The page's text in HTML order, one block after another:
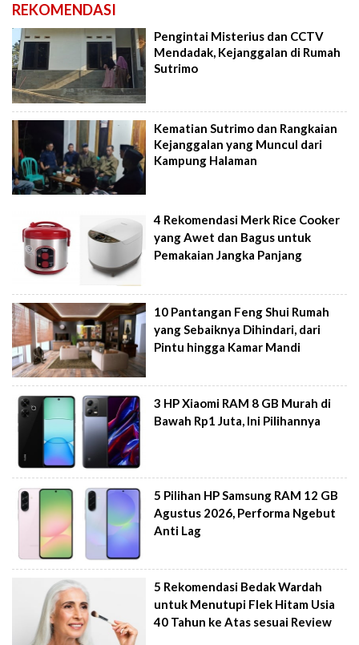
REKOMENDASI
Pengintai Misterius dan CCTV
Mendadak, Kejanggalan di Rumah
Sutrimo
Kematian Sutrimo dan Rangkaian
Kejanggalan yang Muncul dari
Kampung Halaman
4 Rekomendasi Merk Rice Cooker
yang Awet dan Bagus untuk
Pemakaian Jangka Panjang
10 Pantangan Feng Shui Rumah
yang Sebaiknya Dihindari, dari
Pintu hingga Kamar Mandi
3 HP Xiaomi RAM 8 GB Murah di
Bawah Rp1 Juta, Ini Pilihannya
5 Pilihan HP Samsung RAM 12 GB
Agustus 2026, Performa Ngebut
Anti Lag
5 Rekomendasi Bedak Wardah
untuk Menutupi Flek Hitam Usia
40 Tahun ke Atas sesuai Review